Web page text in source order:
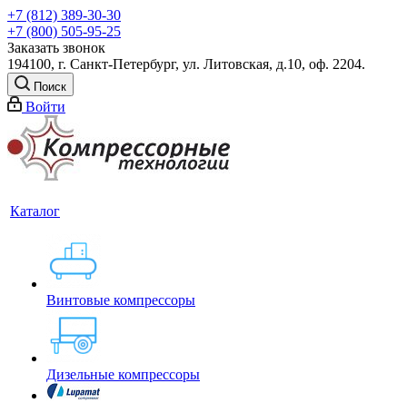
+7 (812) 389-30-30
+7 (800) 505-95-25
Заказать звонок
194100, г. Санкт-Петербург, ул. Литовская, д.10, оф. 2204.
Поиск
Войти
Каталог
Винтовые компрессоры
Дизельные компрессоры